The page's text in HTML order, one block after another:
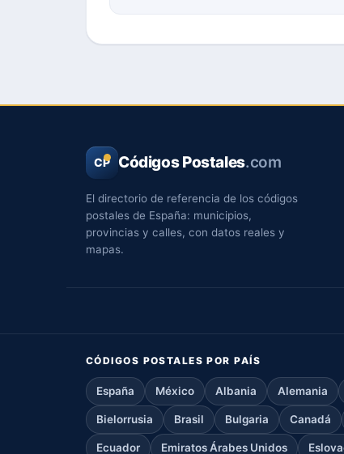
CP Códigos Postales.com
El directorio de referencia de los códigos
postales de España: municipios,
provincias y calles, con datos reales y
mapas.
CÓDIGOS POSTALES POR PAÍS
España México Albania Alemania
Bielorrusia Brasil Bulgaria Canadá
Ecuador Emiratos Árabes Unidos